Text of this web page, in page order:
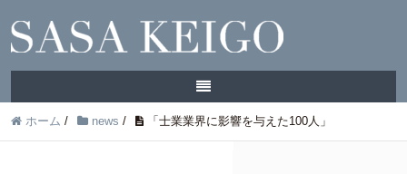
ホーム / news / 「士業業界に影響を与えた100人」